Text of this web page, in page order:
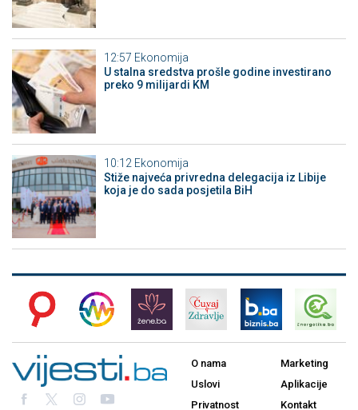
12:57 Ekonomija
U stalna sredstva prošle godine investirano
preko 9 milijardi KM
10:12 Ekonomija
Stiže najveća privredna delegacija iz Libije
koja je do sada posjetila BiH
O nama
Uslovi
Privatnost
Marketing
Aplikacije
Kontakt